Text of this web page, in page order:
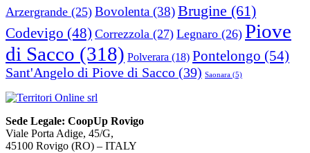
Arzergrande (25) Bovolenta (38)Brugine (61)
Codevigo (48) Correzzola (27) Legnaro (26) Piove
di Sacco (318) Polverara (18) Pontelongo (54)
Sant'Angelo di Piove di Sacco (39) Saonara (5)
Sede Legale: CoopUp Rovigo
Viale Porta Adige, 45/G,
45100 Rovigo (RO) – ITALY